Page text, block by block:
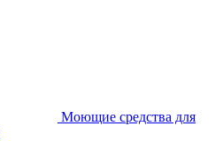
Моющие средства для